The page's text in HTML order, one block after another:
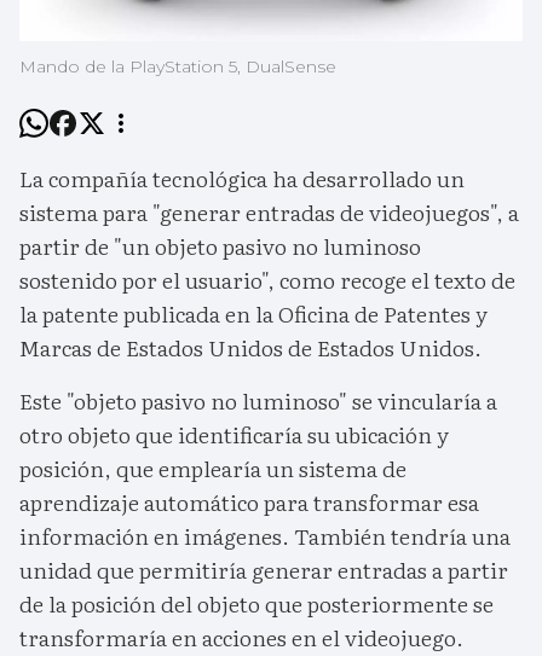
Mando de la PlayStation 5, DualSense
La compañía tecnológica ha desarrollado un
sistema para "generar entradas de videojuegos", a
partir de "un objeto pasivo no luminoso
sostenido por el usuario", como recoge el texto de
la patente publicada en la Oficina de Patentes y
Marcas de Estados Unidos de Estados Unidos.
Este "objeto pasivo no luminoso" se vincularía a
otro objeto que identificaría su ubicación y
posición, que emplearía un sistema de
aprendizaje automático para transformar esa
información en imágenes. También tendría una
unidad que permitiría generar entradas a partir
de la posición del objeto que posteriormente se
transformaría en acciones en el videojuego.